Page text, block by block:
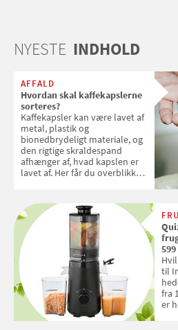
NYESTE INDHOLD
AFFALD
Hvordan skal kaffekapslerne
sorteres?
Kaffekapsler kan være lavet af
metal, plastik og
bionedbrydeligt materiale, og
den rigtige skraldespand
afhænger af, hvad kapslen er
lavet af. Her får du overblikket
til
fra
er